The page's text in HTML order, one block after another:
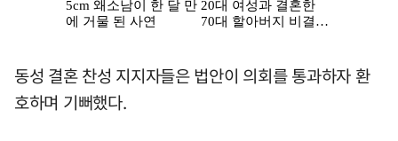
동성 결혼 찬성 지지자들은 법안이 의회를 통과하자 환
호하며 기뻐했다.